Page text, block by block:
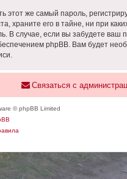
же самый пароль,
его в тайне, ни при
случае, если вы забудете ваш
phpBB. Вам будет
Связаться с
© phpBB Limited